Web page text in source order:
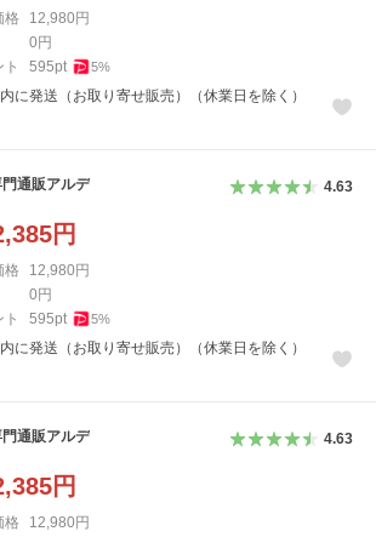
格 12,980 円
0 円
595pt 5%
に発送（お取り寄せ販売）（休業日を除く）
通販アルデ 4.63
円
格 12,980 円
0 円
595pt 5%
に発送（お取り寄せ販売）（休業日を除く）
通販アルデ 4.63
円
格 12,980 円